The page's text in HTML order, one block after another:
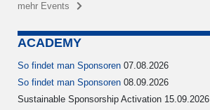
mehr Events
ACADEMY
So findet man Sponsoren 07.08.2026
So findet man Sponsoren 08.09.2026
Sustainable Sponsorship Activation 15.09.2026